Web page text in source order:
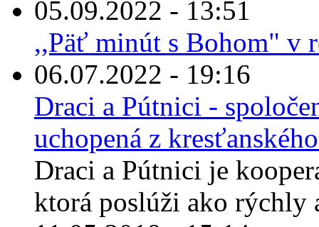
05.09.2022 - 13:51
,,Päť minút s Bohom" v
06.07.2022 - 19:16
Draci a Pútnici -
uchopená z
Draci a Pútnici je
ktorá poslúži ako rýchly